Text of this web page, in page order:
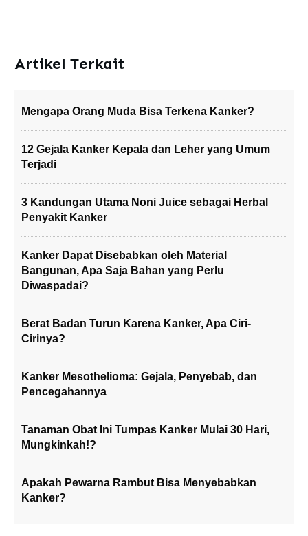
Artikel Terkait
Mengapa Orang Muda Bisa Terkena Kanker?
12 Gejala Kanker Kepala dan Leher yang Umum
Terjadi
3 Kandungan Utama Noni Juice sebagai Herbal
Penyakit Kanker
Kanker Dapat Disebabkan oleh Material
Bangunan, Apa Saja Bahan yang Perlu
Diwaspadai?
Berat Badan Turun Karena Kanker, Apa Ciri-
Cirinya?
Kanker Mesothelioma: Gejala, Penyebab, dan
Pencegahannya
Tanaman Obat Ini Tumpas Kanker Mulai 30 Hari,
Mungkinkah!?
Apakah Pewarna Rambut Bisa Menyebabkan
Kanker?